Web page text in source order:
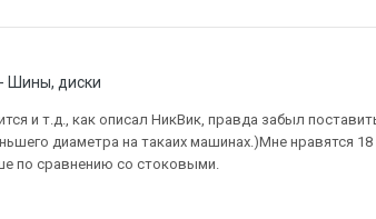
I - Шины, диски
и т.д., как описал НикВик, правда забыл
диаметра на такаих машинах.)Мне нравятся 18
по сравнению со стоковыми.